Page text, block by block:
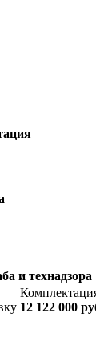
и технадзора
12 122 000